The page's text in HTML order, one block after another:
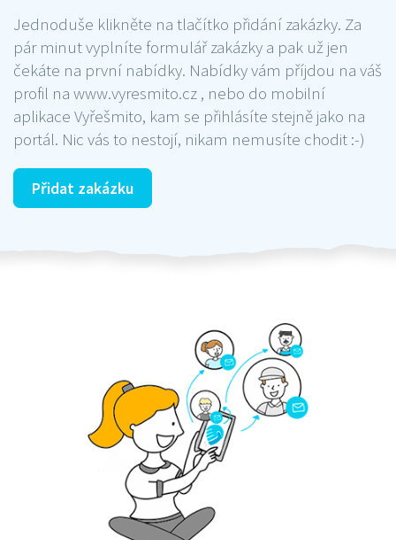
Jednoduše klikněte na tlačítko přidání zakázky. Za
pár minut vyplníte formulář zakázky a pak už jen
čekáte na první nabídky. Nabídky vám příjdou na váš
profil na www.vyresmito.cz , nebo do mobilní
aplikace Vyřešmito, kam se přihlásíte stejně jako na
portál. Nic vás to nestojí, nikam nemusíte chodit :-)
Přidat zakázku